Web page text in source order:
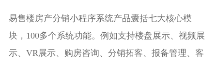
易售楼房产分销小程序系统产品囊括七大核心模
块，100多个系统功能。例如支持楼盘展示、视频展
示、VR展示、购房咨询、分销拓客、报备管理、客